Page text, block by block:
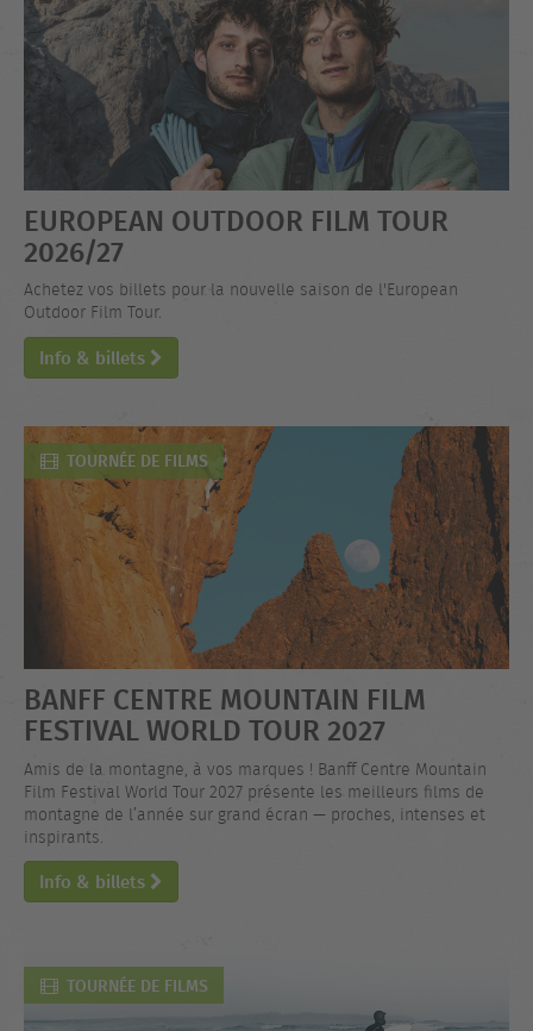
EUROPEAN OUTDOOR FILM TOUR
2026/27
Achetez vos billets pour la nouvelle saison de l'European
Outdoor Film Tour.
Info & billets
TOURNÉE DE FILMS
BANFF CENTRE MOUNTAIN FILM
FESTIVAL WORLD TOUR 2027
Amis de la montagne, à vos marques ! Banff Centre Mountain
Film Festival World Tour 2027 présente les meilleurs films de
montagne de l’année sur grand écran — proches, intenses et
inspirants.
Info & billets
TOURNÉE DE FILMS